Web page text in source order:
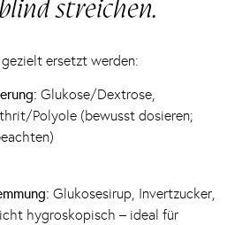
streichen.
ersetzt werden:
Glukose/Dextrose,
Polyole (bewusst dosieren;
Glukosesirup, Invertzucker,
hygroskopisch – ideal für